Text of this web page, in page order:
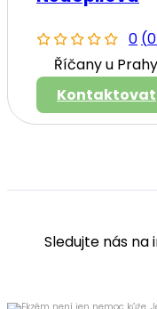
0 (
Říčany u Prahy
Kontaktovat
Sledujte nás na